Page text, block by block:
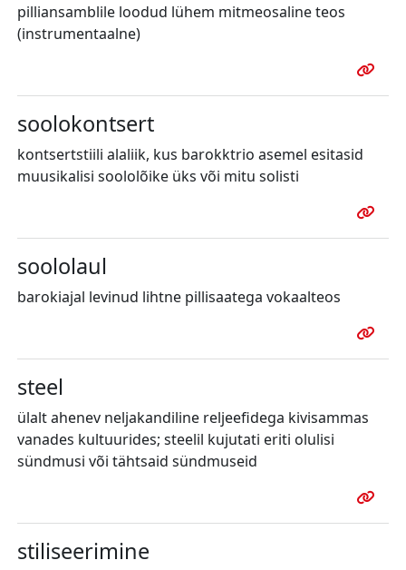
pilliansamblile loodud lühem mitmeosaline teos
(instrumentaalne)
soolokontsert
kontsertstiili alaliik, kus barokktrio asemel esitasid
muusikalisi soololõike üks või mitu solisti
soololaul
barokiajal levinud lihtne pillisaatega vokaalteos
steel
ülalt ahenev neljakandiline reljeefidega kivisammas
vanades kultuurides; steelil kujutati eriti olulisi
sündmusi või tähtsaid sündmuseid
stiliseerimine